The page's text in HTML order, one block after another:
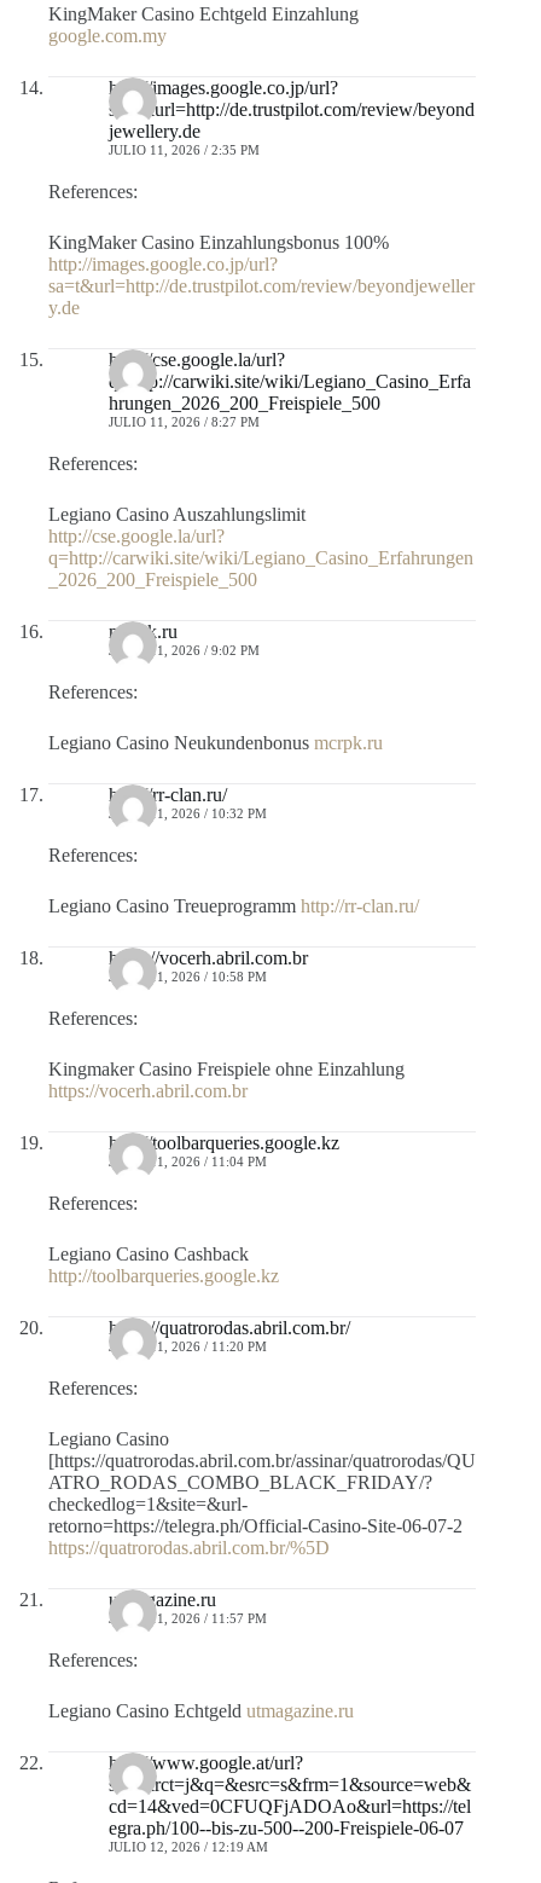
KingMaker Casino Echtgeld Einzahlung
google.com.my
http://images.google.co.jp/url?
sa=t&url=http://de.trustpilot.com/review/beyond
jewellery.de
JULIO 11, 2026 / 2:35 PM
References:
KingMaker Casino Einzahlungsbonus 100%
http://images.google.co.jp/url?
sa=t&url=http://de.trustpilot.com/review/beyondjeweller
y.de
http://cse.google.la/url?
q=http://carwiki.site/wiki/Legiano_Casino_Erfa
hrungen_2026_200_Freispiele_500
JULIO 11, 2026 / 8:27 PM
References:
Legiano Casino Auszahlungslimit
http://cse.google.la/url?
q=http://carwiki.site/wiki/Legiano_Casino_Erfahrungen
_2026_200_Freispiele_500
mcrpk.ru
JULIO 11, 2026 / 9:02 PM
References:
Legiano Casino Neukundenbonus mcrpk.ru
http://rr-clan.ru/
JULIO 11, 2026 / 10:32 PM
References:
Legiano Casino Treueprogramm http://rr-clan.ru/
https://vocerh.abril.com.br
JULIO 11, 2026 / 10:58 PM
References:
Kingmaker Casino Freispiele ohne Einzahlung
https://vocerh.abril.com.br
http://toolbarqueries.google.kz
JULIO 11, 2026 / 11:04 PM
References:
Legiano Casino Cashback
http://toolbarqueries.google.kz
https://quatrorodas.abril.com.br/
JULIO 11, 2026 / 11:20 PM
References:
Legiano Casino
[https://quatrorodas.abril.com.br/assinar/quatrorodas/QU
ATRO_RODAS_COMBO_BLACK_FRIDAY/?
checkedlog=1&site=&url-
retorno=https://telegra.ph/Official-Casino-Site-06-07-2
https://quatrorodas.abril.com.br/%5D
utmagazine.ru
JULIO 11, 2026 / 11:57 PM
References:
Legiano Casino Echtgeld utmagazine.ru
http://www.google.at/url?
sa=t&rct=j&q=&esrc=s&frm=1&source=web&
cd=14&ved=0CFUQFjADOAo&url=https://tel
egra.ph/100--bis-zu-500--200-Freispiele-06-07
JULIO 12, 2026 / 12:19 AM